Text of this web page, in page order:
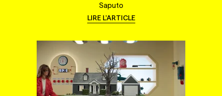
Saputo
LIRE L'ARTICLE